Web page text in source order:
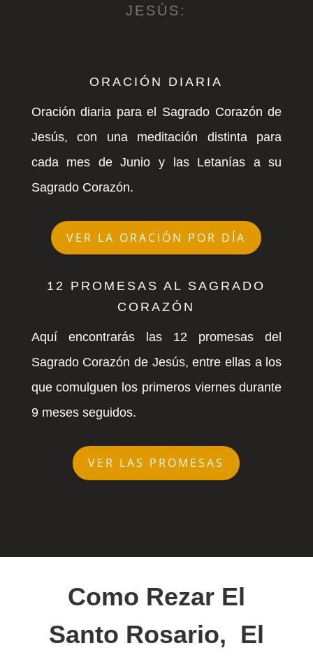
JESÚS:
ORACIÓN DIARIA
Oración diaria para el Sagrado Corazón de
Jesús, con una meditación distinta para
cada mes de Junio y las Letanías a su
Sagrado Corazón.
VER LA ORACIÓN POR DÍA
12 PROMESAS AL SAGRADO
CORAZÓN
Aquí encontrarás las 12 promesas del
Sagrado Corazón de Jesús, entre ellas a los
que comulguen los primeros viernes durante
9 meses seguidos.
VER LAS PROMESAS
Como Rezar El
Santo Rosario, El